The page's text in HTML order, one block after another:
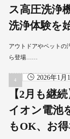
ス高圧洗浄
洗浄体験を
アウトドアやペットの
ら登場……
2026年1月
【2月も継
イオン電池
もOK、お